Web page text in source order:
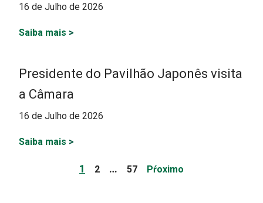
16 de Julho de 2026
Saiba mais >
Presidente do Pavilhão Japonês visita
a Câmara
16 de Julho de 2026
Saiba mais >
Page
1 Page
2 … Page
57 Pŕoximo